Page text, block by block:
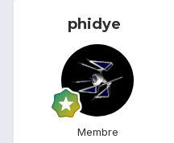
phidye
Membre